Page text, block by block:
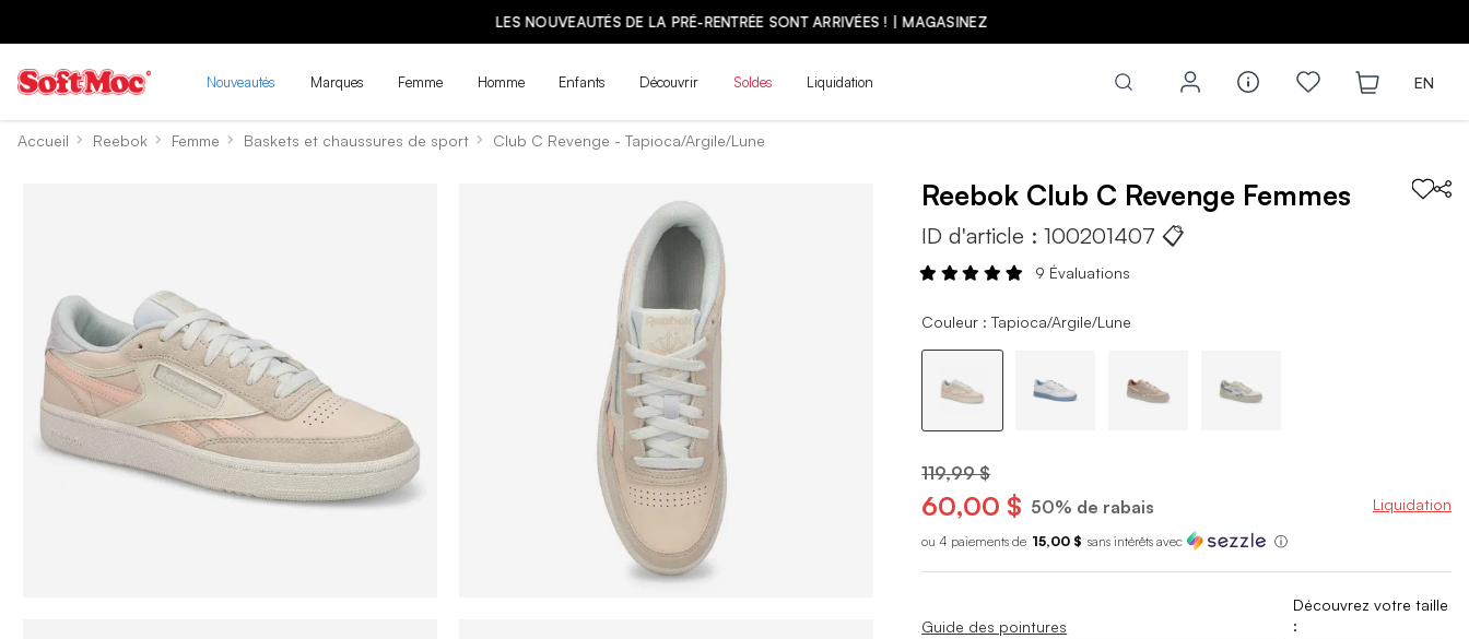
LES NOUVEAUTÉS DE LA PRÉ-RENTRÉE SONT ARRIVÉES ! | MAGASINEZ
Nouveautés Marques Femme Homme Enfants Découvrir Soldes Liquidation EN
Accueil Reebok Femme Baskets et chaussures de sport Club C Revenge - Tapioca/Argile/Lune
Reebok Club C Revenge Femmes
ID d'article :100201407 📋
9 Évaluations
Couleur : Tapioca/Argile/Lune
119,99 $
60,00 $ 50% de rabais Liquidation
ou 4 paiements de 15,00 $ sans intérêts avec ⓘ
Guide des pointures
Découvrez votre taille
: